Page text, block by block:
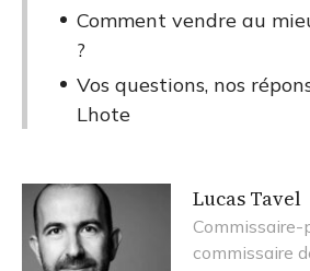
Comment vendre au
?
Vos questions, nos
Lhote
Lucas Tavel
Commissaire-
commissaire